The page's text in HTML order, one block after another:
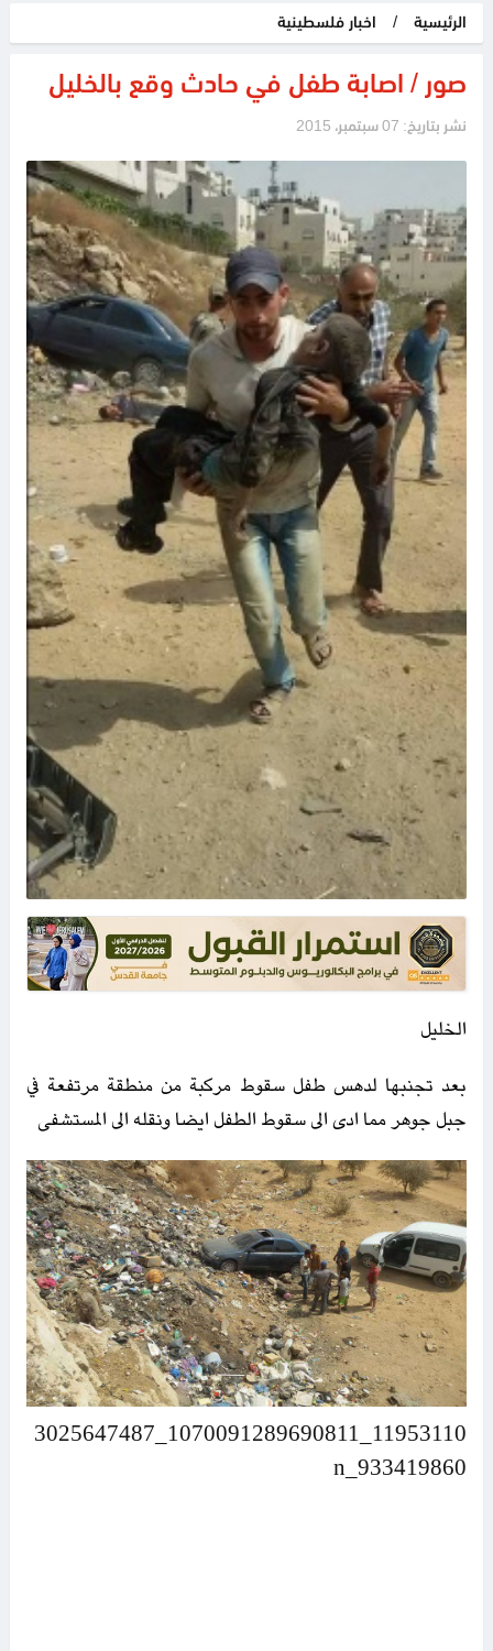
الرئيسية / اخبار فلسطينية
صور / اصابة طفل في حادث وقع بالخليل
نشر بتاريخ: 07 سبتمبر، 2015
الخليل
بعد تجنبها لدهس طفل سقوط مركبة من منطقة مرتفعة في
جبل جوهر مما ادى الى سقوط الطفل ايضا ونقله الى المستشفى
11953110_1070091289690811_3025647487
933419860_n